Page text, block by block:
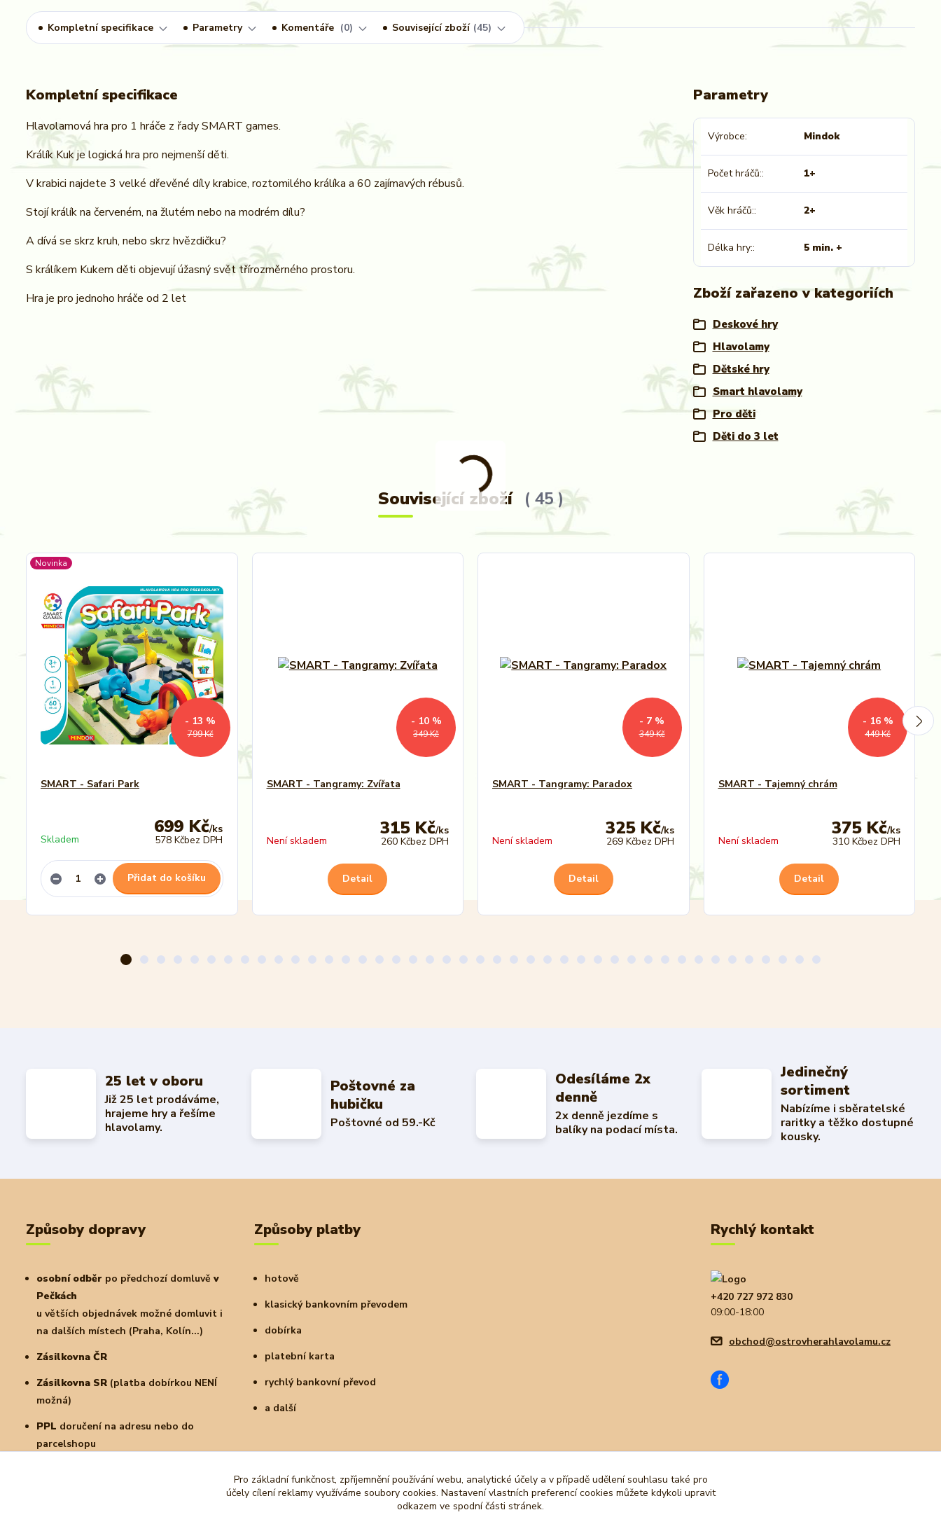
Kompletní specifikace Parametry Komentáře 0 Související zboží 45
Kompletní specifikace
Hlavolamová hra pro 1 hráče z řady SMART games.
Králík Kuk je logická hra pro nejmenší děti.
V krabici najdete 3 velké dřevěné díly krabice, roztomilého králíka a 60 zajímavých rébusů.
Stojí králík na červeném, na žlutém nebo na modrém dílu?
A dívá se skrz kruh, nebo skrz hvězdičku?
S králíkem Kukem děti objevují úžasný svět třírozměrného prostoru.
Hra je pro jednoho hráče od 2 let
Parametry
Výrobce Mindok
Počet hráčů: 1+
Věk hráčů: 2+
Délka hry: 5 min. +
Zboží zařazeno v kategoriích
Deskové hry
Hlavolamy
Dětské hry
Smart hlavolamy
Pro děti
Děti do 3 let
Související zboží 45
Novinka
799 Kč
- 13 %
SMART - Safari Park
699 Kč/ks
578 Kčbez DPH
Skladem
Přidat do košíku
349 Kč
- 10 %
SMART - Tangramy: Zvířata
315 Kč/ks
260 Kčbez DPH
Není skladem
Detail
349 Kč
- 7 %
SMART - Tangramy: Paradox
325 Kč/ks
269 Kčbez DPH
Není skladem
Detail
449 Kč
- 16 %
SMART - Tajemný chrám
375 Kč/ks
310 Kčbez DPH
Není skladem
Detail
25 let v oboru
Již 25 let prodáváme,
hrajeme hry a řešíme
hlavolamy.
Poštovné za
hubičku
Poštovné od 59.-Kč
Odesíláme 2x
denně
2x denně jezdíme s
balíky na podací místa.
Jedinečný
sortiment
Nabízíme i sběratelské
raritky a těžko dostupné
kousky.
Způsoby dopravy
osobní odběr po předchozí domluvě v
Pečkách
u větších objednávek možné domluvit i
na dalších místech (Praha, Kolín...)
Zásilkovna ČR
Zásilkovna SR (platba dobírkou NENÍ
možná)
PPL doručení na adresu nebo do
parcelshopu
Způsoby platby
hotově
klasický bankovním převodem
dobírka
platební karta
rychlý bankovní převod
a další
Rychlý kontakt
+420 727 972 830
09:00-18:00
obchod@ostrovherahlavolamu.cz
Pro základní funkčnost, zpříjemnění používání webu, analytické účely a v případě udělení souhlasu také pro
účely cílení reklamy využíváme soubory cookies. Nastavení vlastních preferencí cookies můžete kdykoli upravit
odkazem ve spodní části stránek.